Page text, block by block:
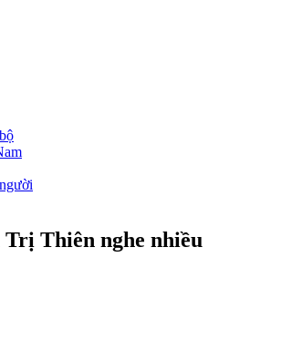
Thiên nghe nhiều